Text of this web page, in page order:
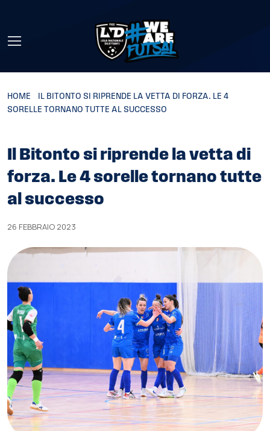
HOME
IL BITONTO SI RIPRENDE LA VETTA DI FORZA. LE 4
SORELLE TORNANO TUTTE AL SUCCESSO
Il Bitonto si riprende la vetta di
forza. Le 4 sorelle tornano tutte
al successo
26 FEBBRAIO 2023